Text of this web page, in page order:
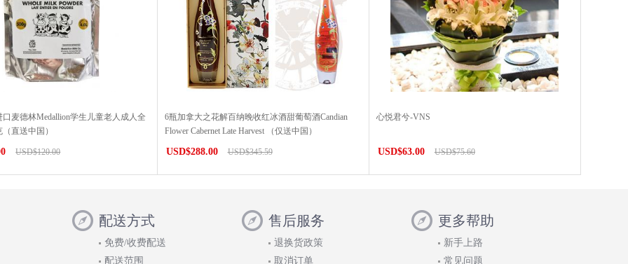
麦德林Medallion学生儿童老人成人全
直送中国）
USD$120.00
6瓶加拿大之花解百纳晚收红冰酒甜葡萄酒Candian
Flower Cabernet Late Harvest （仅送中国）
USD$288.00 USD$345.59
心悦君兮-VNS
USD$63.00 USD$75.60
配送方式
免费/收费配送
配送范围
售后服务
退换货政策
取消订单
更多帮助
新手上路
常见问题